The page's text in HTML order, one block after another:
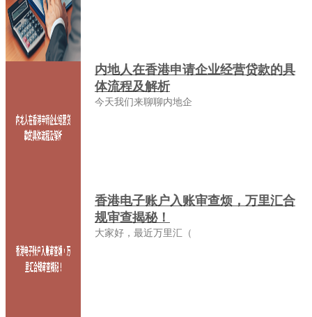
内地人在香港申请企业经营贷款的具
体流程及解析
今天我们来聊聊内地企
香港电子账户入账审查烦，万里汇合
规审查揭秘！
大家好，最近万里汇（